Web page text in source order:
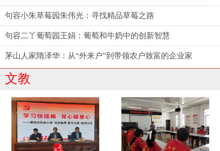
句容小朱草莓园朱伟光：寻找精品草莓之路
句容二丫葡萄园王娟：葡萄和牛奶中的创新智慧
茅山人家隋泽华：从“外来户”到带领农户致富的企业家
文教